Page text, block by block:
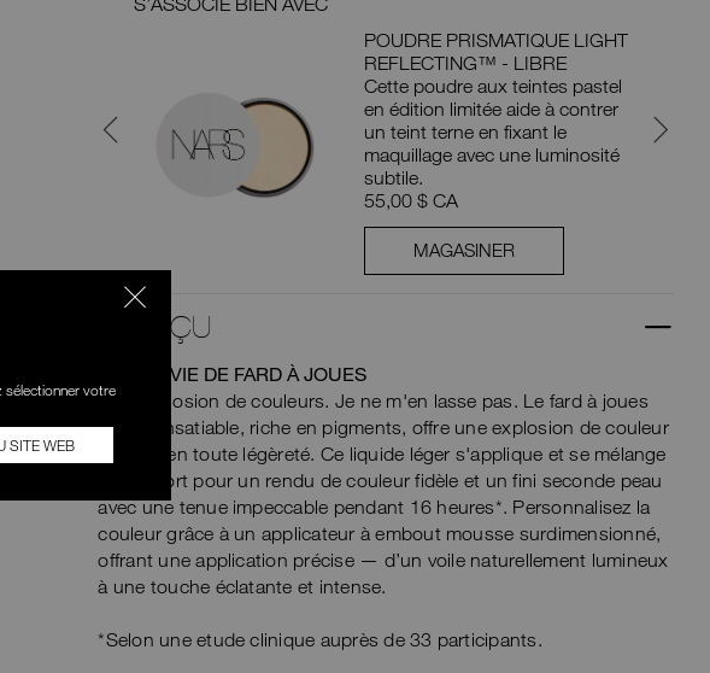
POUDRE PRISMATIQUE LIGHT
REFLECTING™ - LIBRE
Cette poudre aux teintes pastel
en édition limitée aide à contrer
un teint terne en fixant le
maquillage avec une luminosité
subtile.
55,00 $ CA
MAGASINER
APERÇU
UNE ENVIE DE FARD À JOUES
Une explosion de couleurs. Je ne m'en lasse pas. Le fard à joues
liquide Insatiable, riche en pigments, offre une explosion de couleur
saturée en toute légèreté. Ce liquide léger s'applique et se mélange
sans effort pour un rendu de couleur fidèle et un fini seconde peau
avec une tenue impeccable pendant 16 heures*. Personnalisez la
couleur grâce à un applicateur à embout mousse surdimensionné,
offrant une application précise — d’un voile naturellement lumineux
à une touche éclatante et intense.
*Selon une etude clinique auprès de 33 participants.
sélectionner votre
SITE WEB